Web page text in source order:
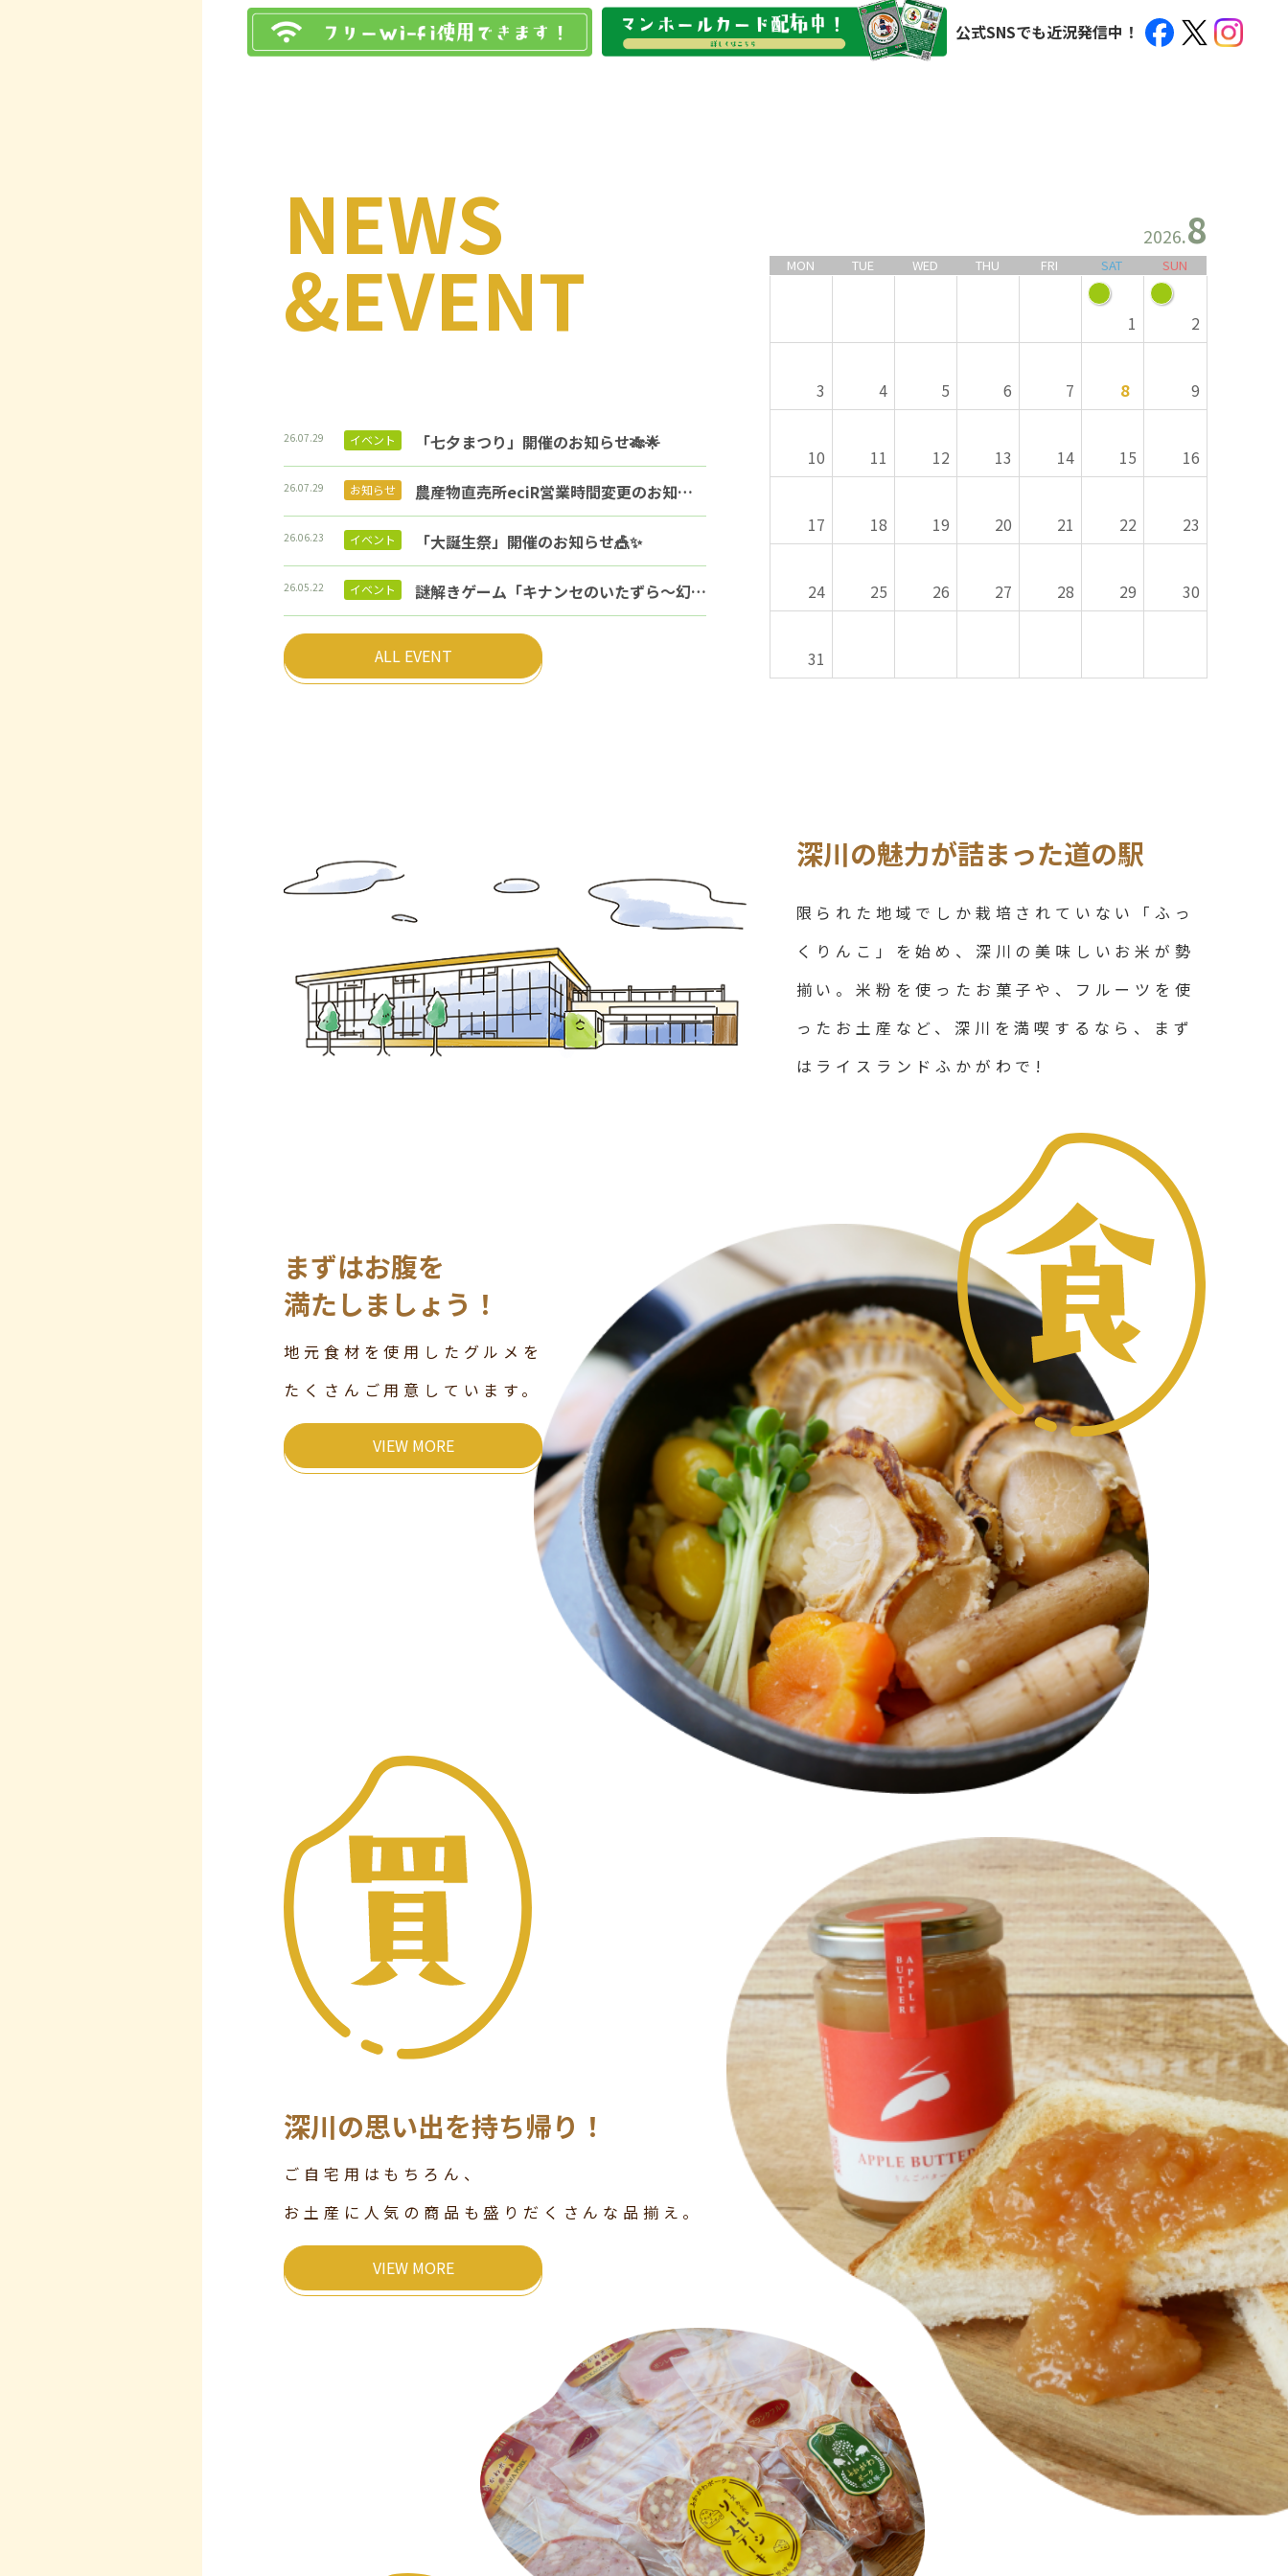
公式SNSでも近況発信中！
NEWS
&EVENT
26.07.29 イベント 「七夕まつり」開催のお知らせ🎋🌟
26.07.29 お知らせ 農産物直売所eciR営業時間変更のお知らせ
26.06.23 イベント 「大誕生祭」開催のお知らせ🎪✨
26.05.22 イベント 謎解きゲーム「キナンセのいたずら～幻の花の封印を解け！」開催のお知らせ
ALL EVENT
2026.8
MON TUE WED THU FRI SAT SUN
1 2
3 4 5 6 7 8 9
10 11 12 13 14 15 16
17 18 19 20 21 22 23
24 25 26 27 28 29 30
31
深川の魅力が詰まった道の駅
限られた地域でしか栽培されていない「ふっ
くりんこ」を始め、深川の美味しいお米が勢
揃い。米粉を使ったお菓子や、フルーツを使
ったお土産など、深川を満喫するなら、まず
はライスランドふかがわで!
まずはお腹を
満たしましょう！
地元食材を使用したグルメを
たくさんご用意しています。
VIEW MORE
深川の思い出を持ち帰り！
ご自宅用はもちろん、
お土産に人気の商品も盛りだくさんな品揃え。
VIEW MORE